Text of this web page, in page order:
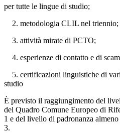
per tutte le lingue di studio;
2. metodologia CLIL nel triennio;
3. attività mirate di PCTO;
4. esperienze di contatto e di
5. certificazioni linguistiche di
studio
È previsto il raggiungimento del
del Quadro Comune Europeo di
1 e del livello di padronanza
3.